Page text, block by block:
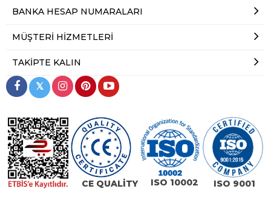
BANKA HESAP NUMARALARI
MÜŞTERI HIZMETLERI
TAKIPTE KALIN
𝕏
CE QUALİTY ISO 10002 ISO 9001